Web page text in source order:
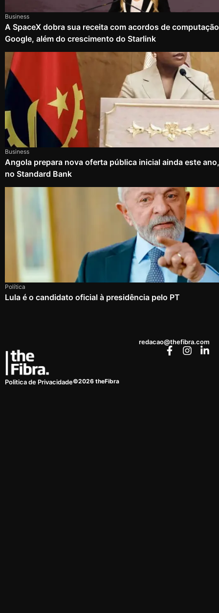
Business
A SpaceX dobra sua receita com acordos de
Google, além do crescimento do Starlink
Business
Angola prepara nova oferta pública inicial ainda este
no Standard Bank
Política
Lula é o candidato oficial à presidência pelo PT
redacao@thefibra.com
Politica de Privacidade©2026 theFibra